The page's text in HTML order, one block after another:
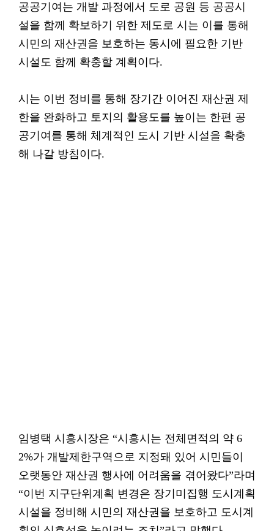
공공기여는 개발 과정에서 도로 공원 등 공공시
설을 함께 확보하기 위한 제도로 시는 이를 통해
시민의 재산권을 보호하는 동시에 필요한 기반
시설도 함께 확충할 계획이다.
시는 이번 정비를 통해 장기간 이어진 재산권 제
한을 완화하고 토지의 활용도를 높이는 한편 공
공기여를 통해 체계적인 도시 기반 시설을 확충
해 나갈 방침이다.
임병택 시흥시장은 “시흥시는 전체면적의 약 6
2%가 개발제한구역으로 지정돼 있어 시민들이
오랫동안 재산권 행사에 어려움을 겪어왔다”라며
“이번 지구단위계획 변경은 장기미집행 도시계획
시설을 정비해 시민의 재산권을 보호하고 도시계